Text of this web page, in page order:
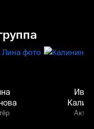
Иван
Актёр